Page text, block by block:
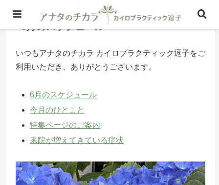
いつもアナタのチカラ カイロプラクティック逗子をご
利用いただき、ありがとうございます。
6月のスケジュール
今月のひとこと
特集ページのご案内
来院が増えてきている症状